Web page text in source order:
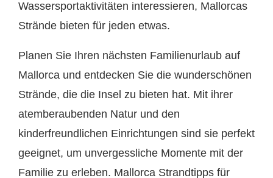
Wassersportaktivitäten interessieren, Mallorcas
Strände bieten für jeden etwas.
Planen Sie Ihren nächsten Familienurlaub auf
Mallorca und entdecken Sie die wunderschönen
Strände, die die Insel zu bieten hat. Mit ihrer
atemberaubenden Natur und den
kinderfreundlichen Einrichtungen sind sie perfekt
geeignet, um unvergessliche Momente mit der
Familie zu erleben. Mallorca Strandtipps für